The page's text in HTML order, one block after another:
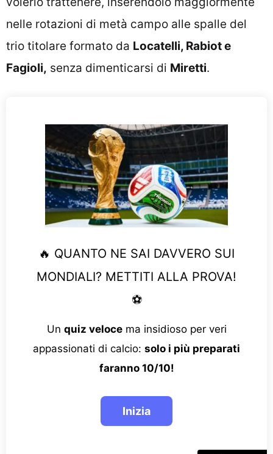
nelle rotazioni di metà campo alle spalle del
trio titolare formato da Locatelli, Rabiot e
Fagioli, senza dimenticarsi di Miretti.
🔥 QUANTO NE SAI DAVVERO SUI
MONDIALI? METTITI ALLA PROVA!
⚽
Un quiz velocema insidioso per veri
appassionati di calcio: solo i più preparati
faranno 10/10!